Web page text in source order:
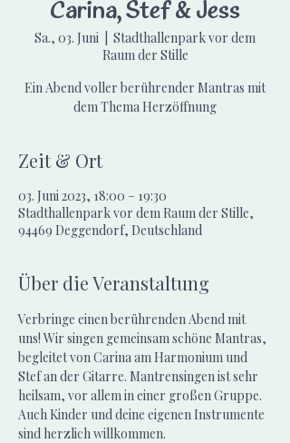
Carina, Stef & Jess
Sa., 03. Juni
Stadthallenpark vor dem
Raum der Stille
Ein Abend voller berührender Mantras mit
dem Thema Herzöffnung
Zeit & Ort
03. Juni 2023, 18:00 – 19:30
Stadthallenpark vor dem Raum der Stille,
94469 Deggendorf, Deutschland
Über die Veranstaltung
Verbringe einen berührenden Abend mit
uns! Wir singen gemeinsam schöne Mantras,
begleitet von Carina am Harmonium und
Stef an der Gitarre. Mantrensingen ist sehr
heilsam, vor allem in einer großen Gruppe.
Auch Kinder und deine eigenen Instrumente
sind herzlich willkommen.